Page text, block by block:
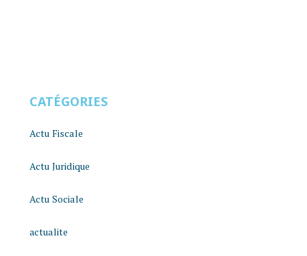
CATÉGORIES
Actu Fiscale
Actu Juridique
Actu Sociale
actualite